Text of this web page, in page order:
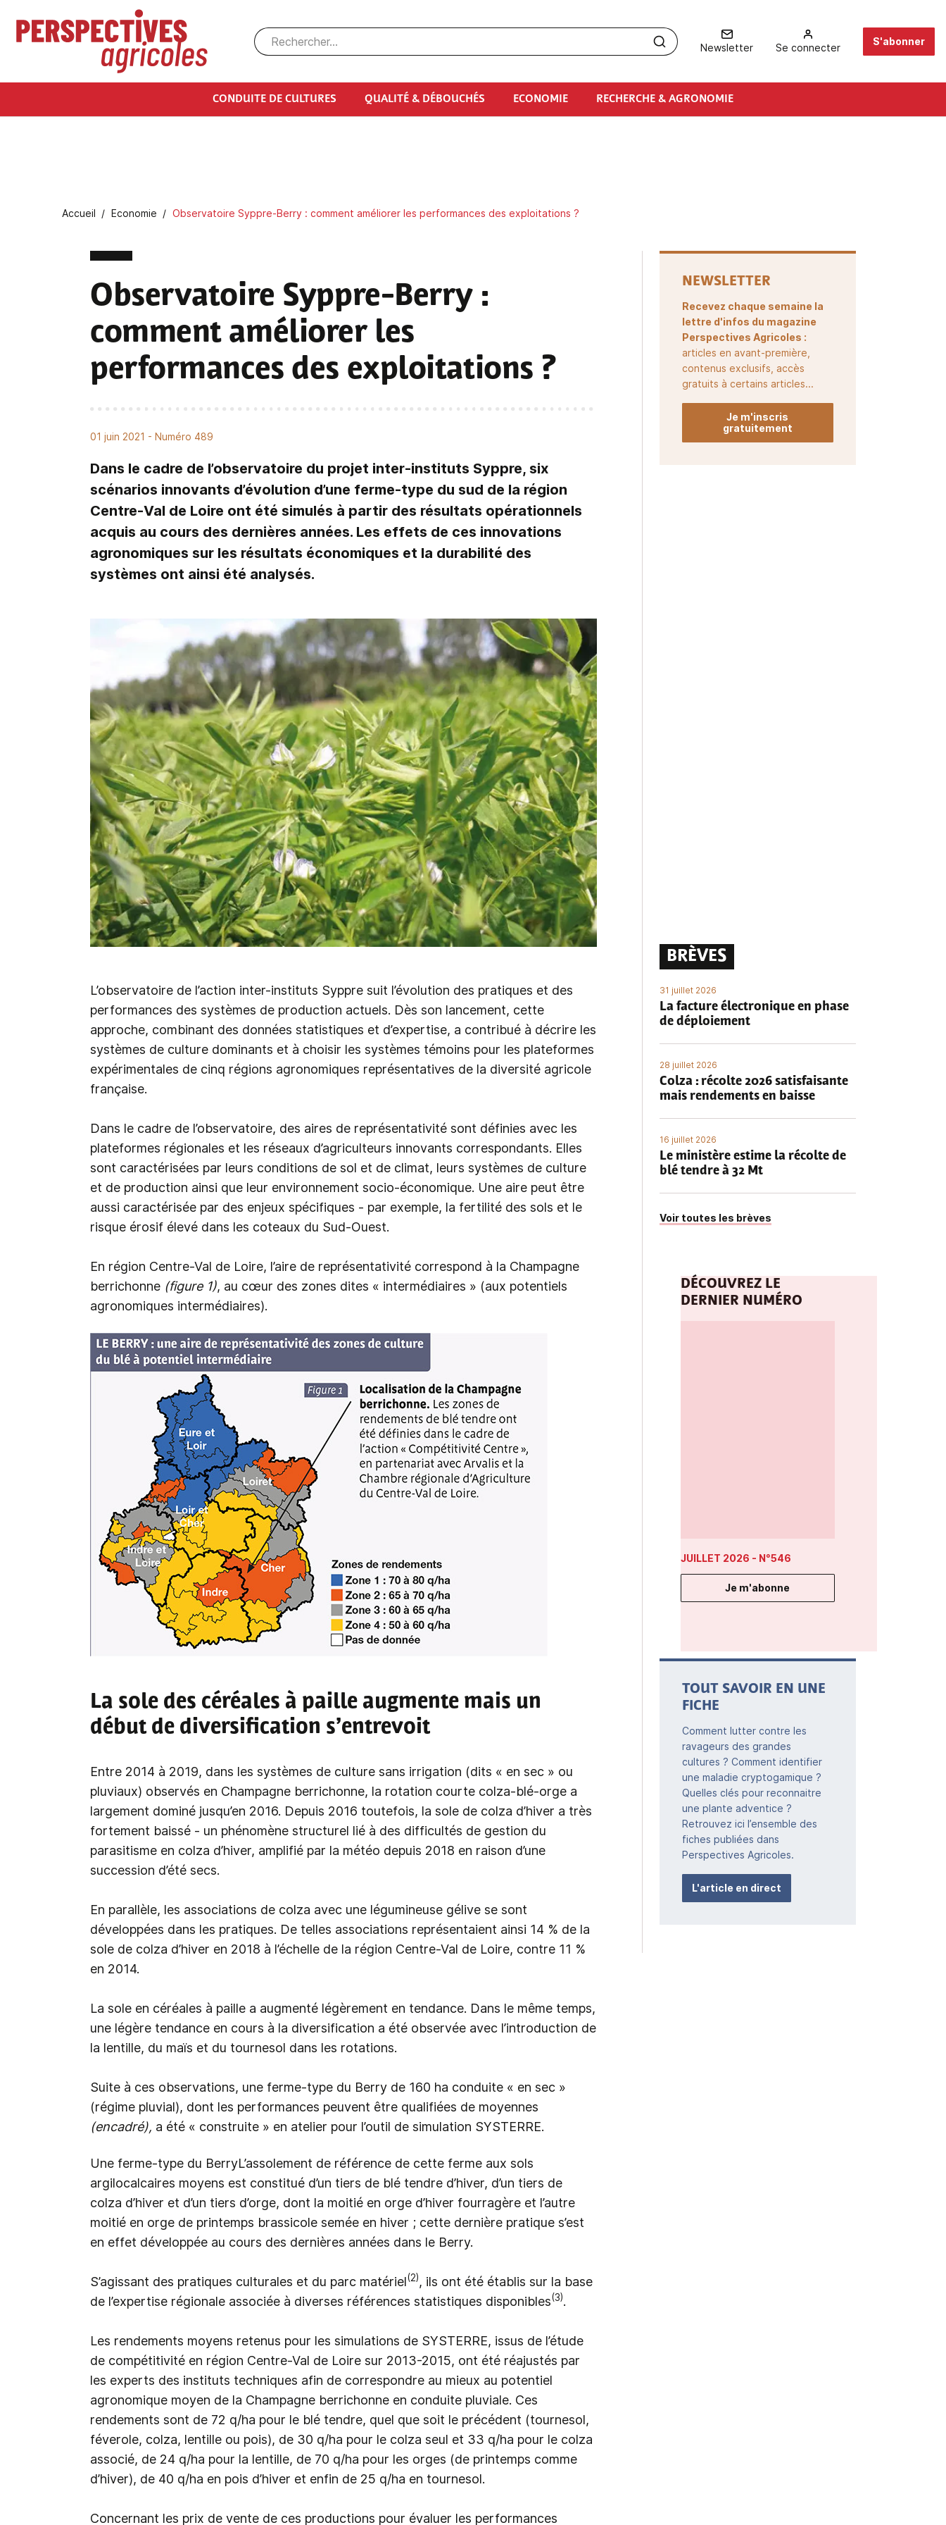
Aller au contenu principal
Newsletter Se connecter
S'abonner
CONDUITE DE CULTURES QUALITÉ & DÉBOUCHÉS ECONOMIE RECHERCHE & AGRONOMIE
Fil d'Ariane
Accueil Economie Observatoire Syppre-Berry : comment améliorer les performances des exploitations ?
Observatoire Syppre-Berry :
comment améliorer les
performances des exploitations ?
01 juin 2021 - Numéro 489
Dans le cadre de l’observatoire du projet inter-instituts Syppre, six
scénarios innovants d’évolution d’une ferme-type du sud de la région
Centre-Val de Loire ont été simulés à partir des résultats opérationnels
acquis au cours des dernières années. Les effets de ces innovations
agronomiques sur les résultats économiques et la durabilité des
systèmes ont ainsi été analysés.
L’observatoire de l’action inter-instituts Syppre suit l’évolution des pratiques et des
performances des systèmes de production actuels. Dès son lancement, cette
approche, combinant des données statistiques et d’expertise, a contribué à décrire les
systèmes de culture dominants et à choisir les systèmes témoins pour les plateformes
expérimentales de cinq régions agronomiques représentatives de la diversité agricole
française.
Dans le cadre de l’observatoire, des aires de représentativité sont définies avec les
plateformes régionales et les réseaux d’agriculteurs innovants correspondants. Elles
sont caractérisées par leurs conditions de sol et de climat, leurs systèmes de culture
et de production ainsi que leur environnement socio-économique. Une aire peut être
aussi caractérisée par des enjeux spécifiques - par exemple, la fertilité des sols et le
risque érosif élevé dans les coteaux du Sud-Ouest.
En région Centre-Val de Loire, l’aire de représentativité correspond à la Champagne
berrichonne(figure 1), au cœur des zones dites « intermédiaires » (aux potentiels
agronomiques intermédiaires).
La sole des céréales à paille augmente mais un
début de diversification s’entrevoit
Entre 2014 à 2019, dans les systèmes de culture sans irrigation (dits « en sec » ou
pluviaux) observés en Champagne berrichonne, la rotation courte colza-blé-orge a
largement dominé jusqu’en 2016. Depuis 2016 toutefois, la sole de colza d’hiver a très
fortement baissé - un phénomène structurel lié à des difficultés de gestion du
parasitisme en colza d’hiver, amplifié par la météo depuis 2018 en raison d’une
succession d’été secs.
En parallèle, les associations de colza avec une légumineuse gélive se sont
développées dans les pratiques. De telles associations représentaient ainsi 14 % de la
sole de colza d’hiver en 2018 à l’échelle de la région Centre-Val de Loire, contre 11 %
en 2014.
La sole en céréales à paille a augmenté légèrement en tendance. Dans le même temps,
une légère tendance en cours à la diversification a été observée avec l’introduction de
la lentille, du maïs et du tournesol dans les rotations.
Suite à ces observations, une ferme-type du Berry de 160 ha conduite « en sec »
(régime pluvial), dont les performances peuvent être qualifiées de moyennes
(encadré), a été « construite » en atelier pour l’outil de simulation SYSTERRE.
Une ferme-type du BerryL’assolement de référence de cette ferme aux sols
argilocalcaires moyens est constitué d’un tiers de blé tendre d’hiver, d’un tiers de
colza d’hiver et d’un tiers d’orge, dont la moitié en orge d’hiver fourragère et l’autre
moitié en orge de printemps brassicole semée en hiver ; cette dernière pratique s’est
en effet développée au cours des dernières années dans le Berry.
S’agissant des pratiques culturales et du parc matériel(2), ils ont été établis sur la base
de l’expertise régionale associée à diverses références statistiques disponibles(3).
Les rendements moyens retenus pour les simulations de SYSTERRE, issus de l’étude
de compétitivité en région Centre-Val de Loire sur 2013-2015, ont été réajustés par
les experts des instituts techniques afin de correspondre au mieux au potentiel
agronomique moyen de la Champagne berrichonne en conduite pluviale. Ces
rendements sont de 72 q/ha pour le blé tendre, quel que soit le précédent (tournesol,
féverole, colza, lentille ou pois), de 30 q/ha pour le colza seul et 33 q/ha pour le colza
associé, de 24 q/ha pour la lentille, de 70 q/ha pour les orges (de printemps comme
d’hiver), de 40 q/ha en pois d’hiver et enfin de 25 q/ha en tournesol.
Concernant les prix de vente de ces productions pour évaluer les performances
NEWSLETTER
Recevez chaque semaine la
lettre d'infos du magazine
Perspectives Agricoles :
articles en avant-première,
contenus exclusifs, accès
gratuits à certains articles...
Je m'inscris
gratuitement
BRÈVES
31 juillet 2026
La facture électronique en phase
de déploiement
28 juillet 2026
Colza : récolte 2026 satisfaisante
mais rendements en baisse
16 juillet 2026
Le ministère estime la récolte de
blé tendre à 32 Mt
Voir toutes les brèves
DÉCOUVREZ LE
DERNIER NUMÉRO
JUILLET 2026 - N°546
Je m'abonne
TOUT SAVOIR EN UNE
FICHE
Comment lutter contre les
ravageurs des grandes
cultures ? Comment identifier
une maladie cryptogamique ?
Quelles clés pour reconnaitre
une plante adventice ?
Retrouvez ici l’ensemble des
fiches publiées dans
Perspectives Agricoles.
L'article en direct